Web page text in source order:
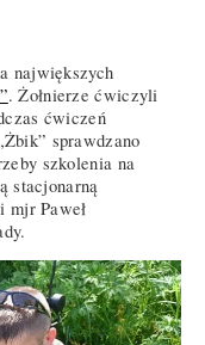
największych
. Żołnierze ćwiczyli
ćwiczeń
sprawdzano
szkolenia na
stacjonarną
mjr Paweł